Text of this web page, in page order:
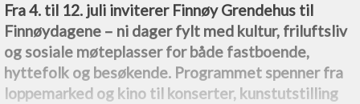
Fra 4. til 12. juli inviterer Finnøy Grendehus til
Finnøydagene –⁠ ni dager fylt med kultur, friluftsliv
og sosiale møteplasser for både fastboende,
hyttefolk og besøkende. Programmet spenner fra
loppemarked og kino til konserter, kunstutstilling